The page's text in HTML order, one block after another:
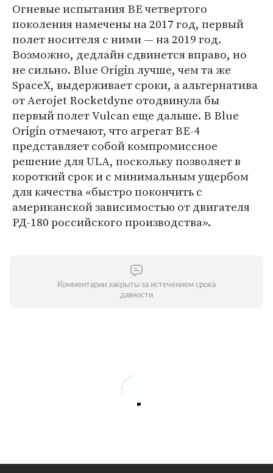
Огневые испытания BE четвертого
поколения намечены на 2017 год, первый
полет носителя с ними — на 2019 год.
Возможно, дедлайн сдвинется вправо, но
не сильно. Blue Origin лучше, чем та же
SpaceX, выдерживает сроки, а альтернатива
от Aerojet Rocketdyne отодвинула бы
первый полет Vulcan еще дальше. В Blue
Origin отмечают, что агрегат BE-4
представляет собой компромиссное
решение для ULA, поскольку позволяет в
короткий срок и с минимальным ущербом
для качества «быстро покончить с
американской зависимостью от двигателя
РД-180 российского производства».
Комментарии закрыты за истечением срока
давности